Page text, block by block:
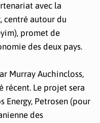
avec la
centré autour du
promet de
des deux pays.
Murray Auchincloss,
récent. Le projet sera
Energy, Petrosen (pour
des